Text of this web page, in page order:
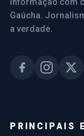
Informação com
Gaúcha.
a verdade.
PRINCIPAIS